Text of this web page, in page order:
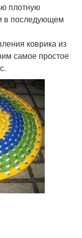
плотную
в последующем
коврика из
самое простое